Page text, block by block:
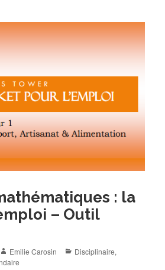
: la
– Outil
Author
Emilie Carosin Categories
Disciplinaire,